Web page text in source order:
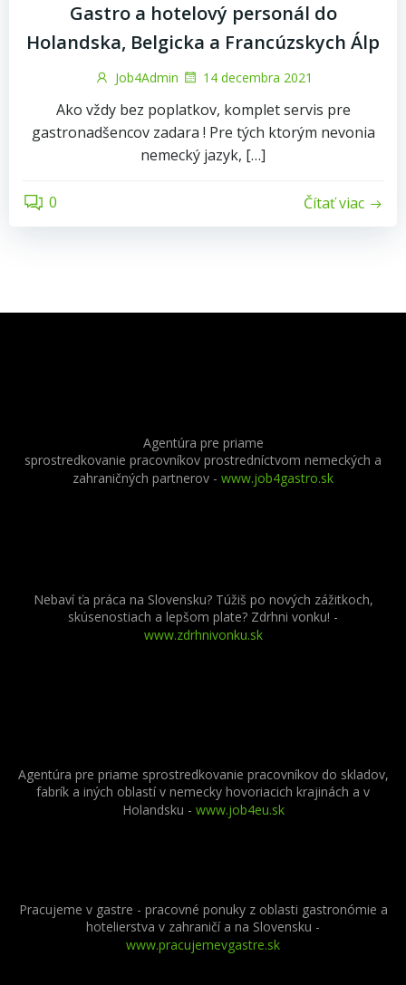
Gastro a hotelový personál do
Holandska, Belgicka a Francúzskych Álp
Job4Admin 14 decembra 2021
Ako vždy bez poplatkov, komplet servis pre
gastronadšencov zadara ! Pre tých ktorým nevonia
nemecký jazyk, […]
0 Čítať viac
Agentúra pre priame
sprostredkovanie pracovníkov prostredníctvom nemeckých a
zahraničných partnerov - www.job4gastro.sk
Nebaví ťa práca na Slovensku? Túžiš po nových zážitkoch,
skúsenostiach a lepšom plate? Zdrhni vonku! -
www.zdrhnivonku.sk
Agentúra pre priame sprostredkovanie pracovníkov do skladov,
fabrík a iných oblastí v nemecky hovoriacich krajinách a v
Holandsku - www.job4eu.sk
Pracujeme v gastre - pracovné ponuky z oblasti gastronómie a
hotelierstva v zahraničí a na Slovensku -
www.pracujemevgastre.sk